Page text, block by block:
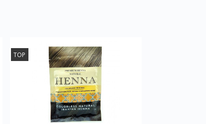
TOP